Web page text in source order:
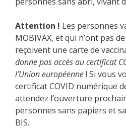
Attention ! Les personnes
MOBIVAX, et qui n’ont pas
reçoivent une carte de
donne pas accès au certificat
l’Union européenne! Si vous
certificat COVID numérique
attendez l’ouverture
personnes sans papiers et
BIS.